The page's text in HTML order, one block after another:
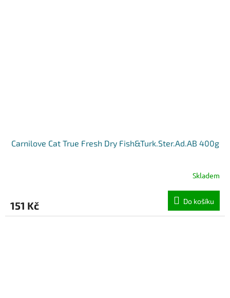
Carnilove Cat True Fresh Dry Fish&Turk.Ster.Ad.AB 400g
Skladem
151 Kč Do košíku